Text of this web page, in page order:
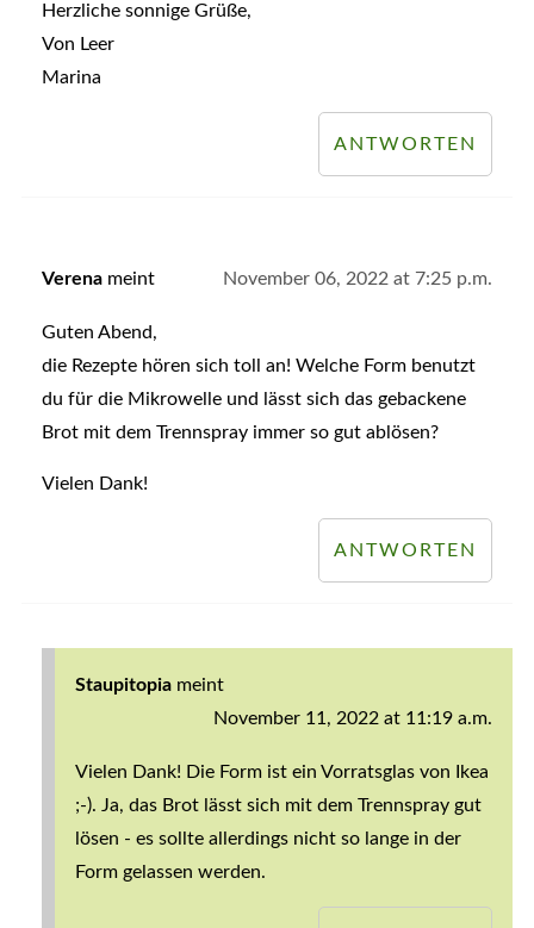
Herzliche sonnige Grüße,
Von Leer
Marina
ANTWORTEN
Verena meint November 06, 2022 at 7:25 p.m.
Guten Abend,
die Rezepte hören sich toll an! Welche Form benutzt
du für die Mikrowelle und lässt sich das gebackene
Brot mit dem Trennspray immer so gut ablösen?
Vielen Dank!
ANTWORTEN
Staupitopia meint
November 11, 2022 at 11:19 a.m.
Vielen Dank! Die Form ist ein Vorratsglas von Ikea
;-). Ja, das Brot lässt sich mit dem Trennspray gut
lösen - es sollte allerdings nicht so lange in der
Form gelassen werden.